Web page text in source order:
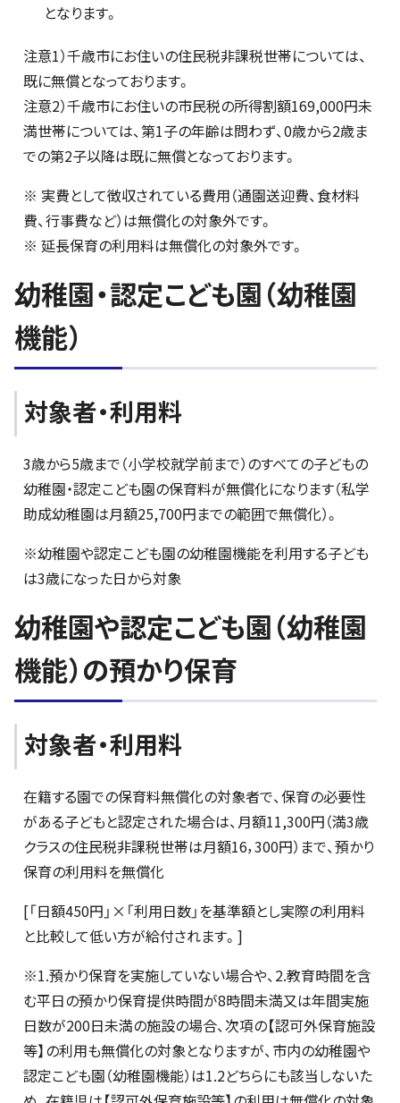
となります。
注意1）千歳市にお住いの住民税非課税世帯については、
既に無償となっております。
注意2）千歳市にお住いの市民税の所得割額169,000円未
満世帯については、第1子の年齢は問わず、0歳から2歳ま
での第2子以降は既に無償となっております。
※ 実費として徴収されている費用（通園送迎費、食材料
費、行事費など）は無償化の対象外です。
※ 延長保育の利用料は無償化の対象外です。
幼稚園・認定こども園（幼稚園
機能）
対象者・利用料
3歳から5歳まで（小学校就学前まで）のすべての子どもの
幼稚園・認定こども園の保育料が無償化になります（私学
助成幼稚園は月額25,700円までの範囲で無償化）。
※幼稚園や認定こども園の幼稚園機能を利用する子ども
は3歳になった日から対象
幼稚園や認定こども園（幼稚園
機能）の預かり保育
対象者・利用料
在籍する園での保育料無償化の対象者で、保育の必要性
がある子どもと認定された場合は、月額11,300円（満3歳
クラスの住民税非課税世帯は月額16，300円）まで、預かり
保育の利用料を無償化
[「日額450円」×「利用日数」を基準額とし実際の利用料
と比較して低い方が給付されます。]
※1.預かり保育を実施していない場合や、2.教育時間を含
む平日の預かり保育提供時間が8時間未満又は年間実施
日数が200日未満の施設の場合、次項の【認可外保育施設
等】の利用も無償化の対象となりますが、市内の幼稚園や
認定こども園（幼稚園機能）は1.2どちらにも該当しないた